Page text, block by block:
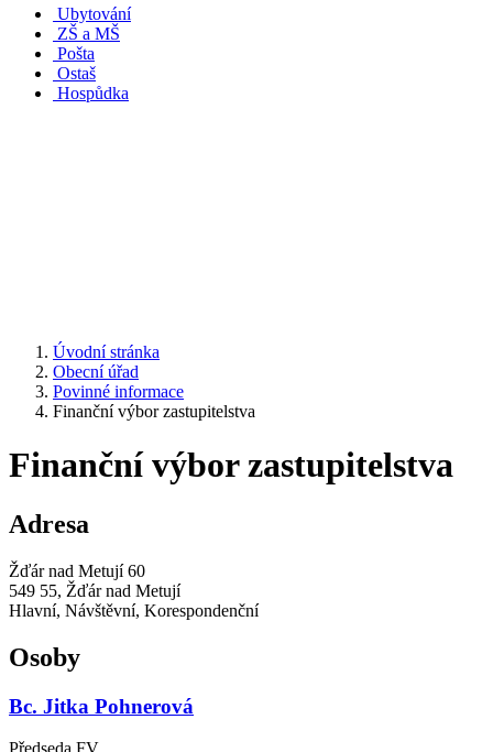
Ubytování
ZŠ a MŠ
Pošta
Ostaš
Hospůdka
Úvodní stránka
Obecní úřad
Povinné informace
Finanční výbor zastupitelstva
Finanční výbor zastupitelstva
Adresa
Žďár nad Metují 60
549 55, Žďár nad Metují
Hlavní, Návštěvní, Korespondenční
Osoby
Bc. Jitka Pohnerová